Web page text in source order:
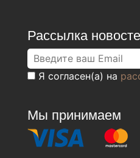
Рассылка
Я согласен(а) на
Мы принимаем